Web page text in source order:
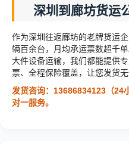
深圳到廊坊货运
作为深圳往返廊坊的老牌货运
辆百余台，月均承运票数超千
大件设备运输，我们都能提供
票、全程保险覆盖，让您发货无
发货咨询：13686834123（24
对一服务。